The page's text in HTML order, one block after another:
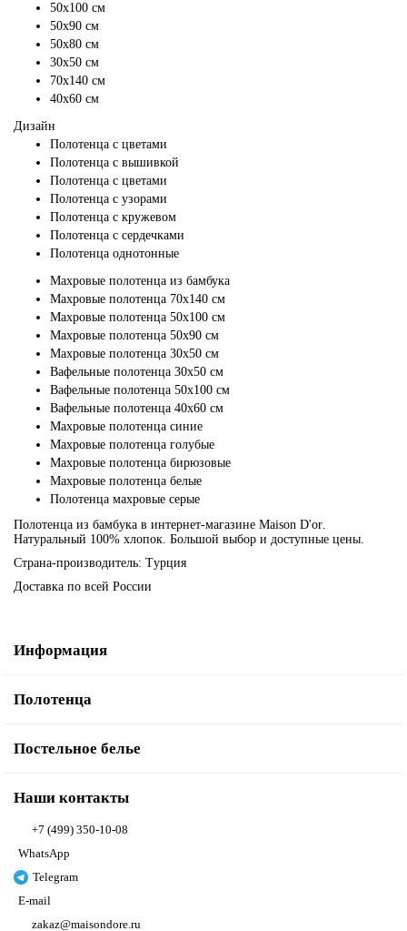
50х100 см
50х90 см
50х80 см
30х50 см
70х140 см
40х60 см
Дизайн
Полотенца с цветами
Полотенца с вышивкой
Полотенца с цветами
Полотенца с узорами
Полотенца с кружевом
Полотенца с сердечками
Полотенца однотонные
Махровые полотенца из бамбука
Махровые полотенца 70х140 см
Махровые полотенца 50х100 см
Махровые полотенца 50х90 см
Махровые полотенца 30х50 см
Вафельные полотенца 30х50 см
Вафельные полотенца 50х100 см
Вафельные полотенца 40х60 см
Махровые полотенца синие
Махровые полотенца голубые
Махровые полотенца бирюзовые
Махровые полотенца белые
Полотенца махровые серые
Полотенца из бамбука в интернет-магазине Maison D'or.
Натуральный 100% хлопок. Большой выбор и доступные цены.
Страна-производитель: Турция
Доставка по всей России
Информация
Полотенца
Постельное белье
Наши контакты
+7 (499) 350-10-08
WhatsApp
Telegram
E-mail
zakaz@maisondore.ru